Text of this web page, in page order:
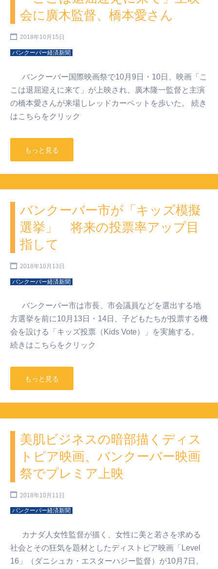
会に廣木監督、橋本愛さん
2018年10月15日
バンクーバー経済新聞
バンクーバー国際映画祭で10月9日・10日、映画「こ
こは退屈迎えに来て」が上映され、廣木隆一監督と主演
の橋本愛さんが来場しレッドカーペットを歩いた。 続き
はこちらをクリック
もっと見る
バンクーバー市が「キッズ模擬
選挙」 将来の投票率アップ目
指して
2018年10月13日
バンクーバー経済新聞
バンクーバー市は市長、市会議員などを選出する地
方選挙を前に10月13日・14日、子どもたちが投票する機
会を設ける「キッズ投票（Kids Vote）」を実施する。
続きはこちらをクリック
もっと見る
美肌ビジネスの暗部描くディス
トピア映画、バンクーバー映画
祭でプレミア上映
2018年10月11日
バンクーバー経済新聞
カナダ人女性監督が描く、女性に美と若さを求める
社会とその狂気を題材としたディストピア映画「Level
16」（ダニシュカ・エスターハジー監督）が10月7日、